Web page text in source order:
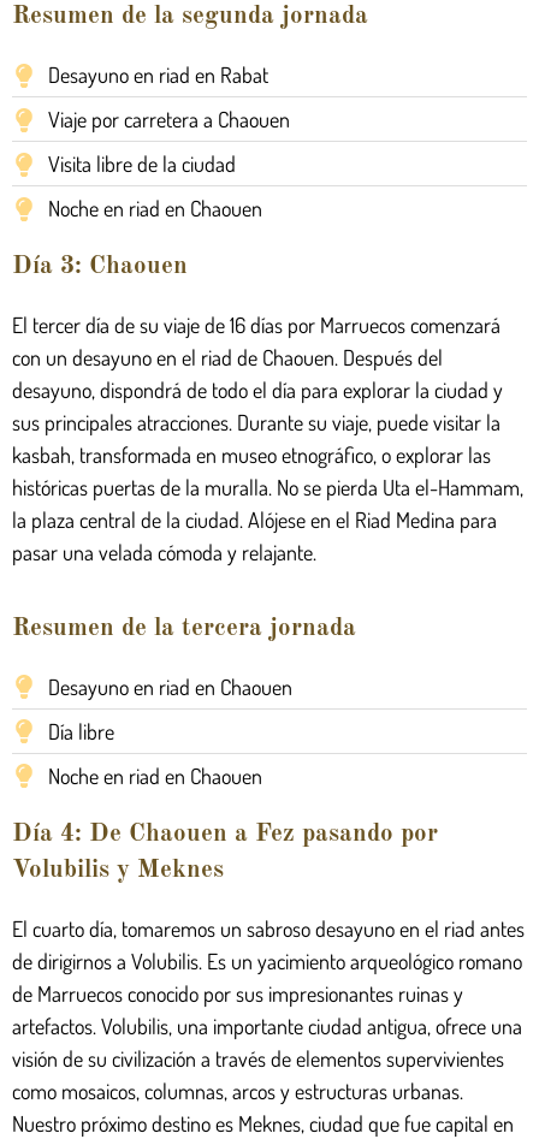
Resumen de la segunda jornada
Desayuno en riad en Rabat
Viaje por carretera a Chaouen
Visita libre de la ciudad
Noche en riad en Chaouen
Día 3: Chaouen
El tercer día de su viaje de 16 días por Marruecos comenzará
con un desayuno en el riad de Chaouen. Después del
desayuno, dispondrá de todo el día para explorar la ciudad y
sus principales atracciones. Durante su viaje, puede visitar la
kasbah, transformada en museo etnográfico, o explorar las
históricas puertas de la muralla. No se pierda Uta el-Hammam,
la plaza central de la ciudad. Alójese en el Riad Medina para
pasar una velada cómoda y relajante.
Resumen de la tercera jornada
Desayuno en riad en Chaouen
Día libre
Noche en riad en Chaouen
Día 4: De Chaouen a Fez pasando por
Volubilis y Meknes
El cuarto día, tomaremos un sabroso desayuno en el riad antes
de dirigirnos a Volubilis. Es un yacimiento arqueológico romano
de Marruecos conocido por sus impresionantes ruinas y
artefactos. Volubilis, una importante ciudad antigua, ofrece una
visión de su civilización a través de elementos supervivientes
como mosaicos, columnas, arcos y estructuras urbanas.
Nuestro próximo destino es Meknes, ciudad que fue capital en